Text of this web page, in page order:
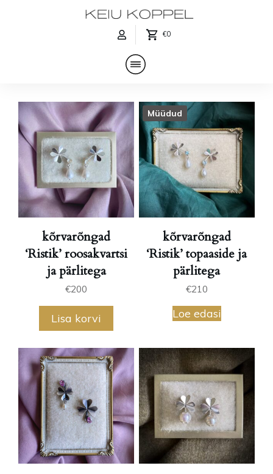
€0
kõrvarõngad
‘Ristik’ roosakvartsi
ja pärlitega
€200
Lisa korvi
Müüdud
kõrvarõngad
‘Ristik’ topaaside ja
pärlitega
€210
Loe edasi